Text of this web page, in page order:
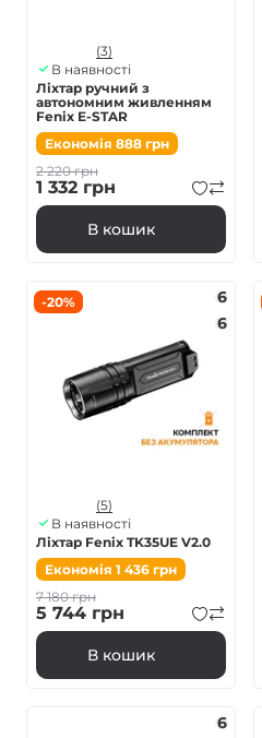
(3)
В наявності
Ліхтар ручний з
автономним живленням
Fenix E-STAR
Економія 888 грн
2 220грн
1 332 грн
В кошик
-20%
6
6
(5)
В наявності
Ліхтар Fenix TK35UE V2.0
Економія 1 436 грн
7 180грн
5 744 грн
В кошик
6